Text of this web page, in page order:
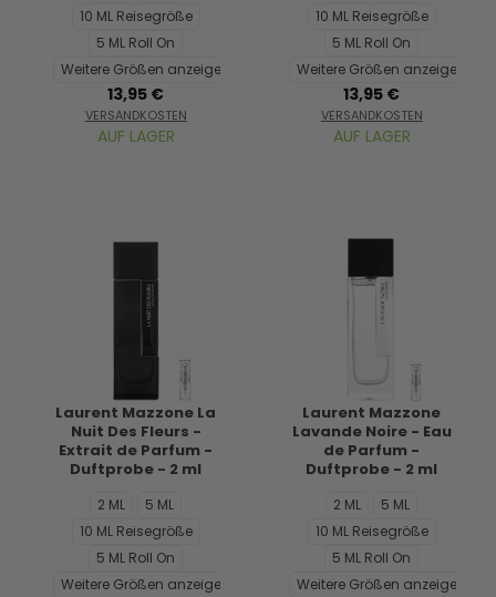
10 ML Reisegröße
5 ML Roll On
Weitere Größen anzeigen...
13,95 €
VERSANDKOSTEN
AUF LAGER
10 ML Reisegröße
5 ML Roll On
Weitere Größen anzeigen...
13,95 €
VERSANDKOSTEN
AUF LAGER
Laurent Mazzone La
Nuit Des Fleurs -
Extrait de Parfum -
Duftprobe - 2 ml
2 ML
5 ML
10 ML Reisegröße
5 ML Roll On
Weitere Größen anzeigen...
Laurent Mazzone
Lavande Noire - Eau
de Parfum -
Duftprobe - 2 ml
2 ML
5 ML
10 ML Reisegröße
5 ML Roll On
Weitere Größen anzeigen...